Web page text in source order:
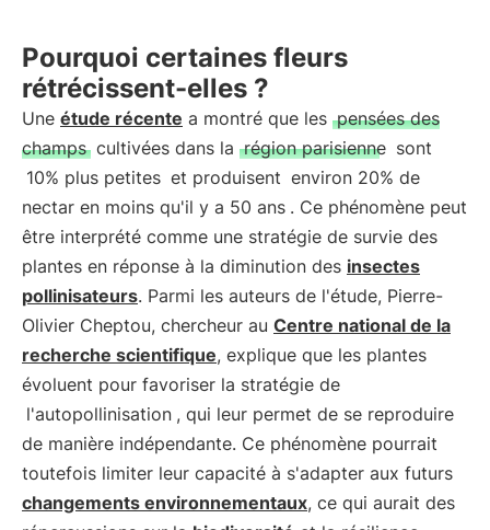
Pourquoi certaines fleurs
rétrécissent-elles ?
Une étude récente a montré que les pensées des
champs cultivées dans la région parisienne sont
10% plus petites et produisent environ 20% de
nectar en moins qu'il y a 50 ans . Ce phénomène peut
être interprété comme une stratégie de survie des
plantes en réponse à la diminution des insectes
pollinisateurs. Parmi les auteurs de l'étude, Pierre-
Olivier Cheptou, chercheur au Centre national de la
recherche scientifique, explique que les plantes
évoluent pour favoriser la stratégie de
l'autopollinisation , qui leur permet de se reproduire
de manière indépendante. Ce phénomène pourrait
toutefois limiter leur capacité à s'adapter aux futurs
changements environnementaux, ce qui aurait des